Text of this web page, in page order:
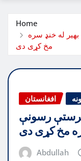
Home
له خنډ سره
مخ کړی دی
افغانستان
مرستې رسونې
مخ کړی دی
Abdullah